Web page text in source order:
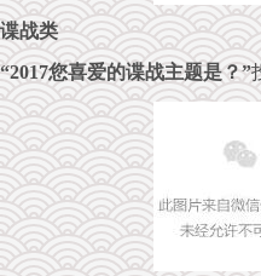
谍战类
“2017您喜爱的谍战主题是？”